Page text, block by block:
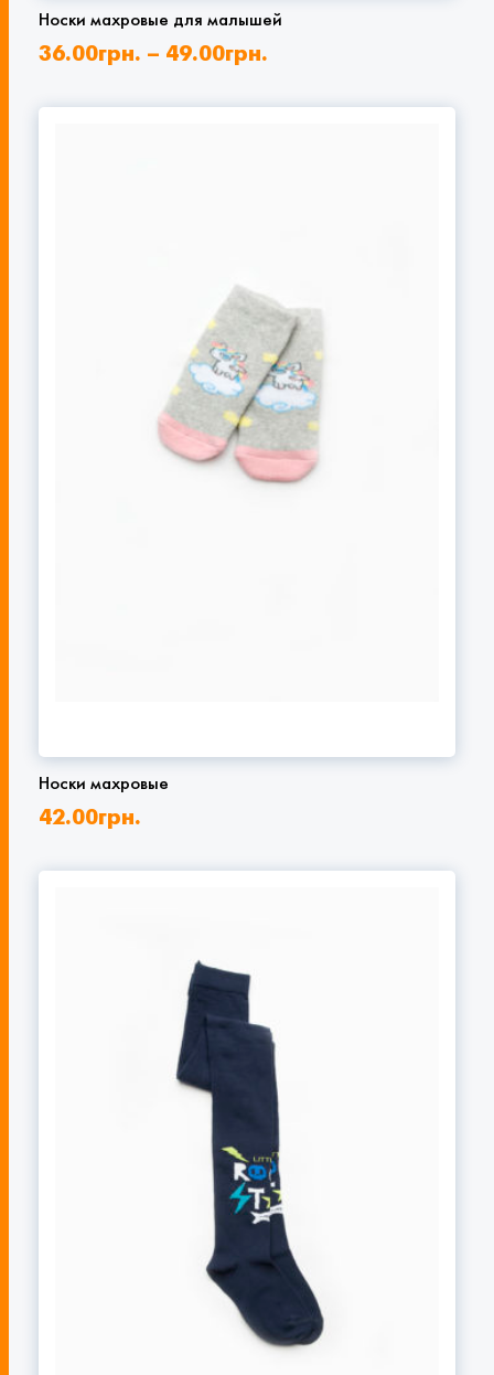
Носки махровые для малышей
36.00грн. – 49.00грн.
Носки махровые
42.00грн.